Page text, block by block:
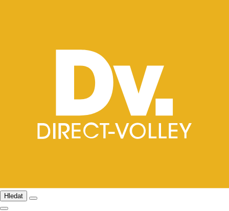
Hledat